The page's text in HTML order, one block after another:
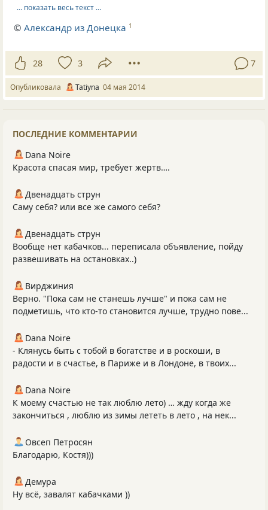
… показать весь текст …
©Александр из Донецка 1
28 3 7
Опубликовала Tatiyna 04 мая 2014
ПОСЛЕДНИЕ КОММЕНТАРИИ
Dana Noire
Красота спасая мир, требует жертв….
Двенадцать струн
Саму себя? или все же самого себя?
Двенадцать струн
Вообще нет кабачков... переписала объявление, пойду
развешивать на остановках..)
Вирджиния
Верно. "Пока сам не станешь лучше" и пока сам не
подметишь, что кто-то становится лучше, трудно пове...
Dana Noire
- Клянусь быть с тобой в богатстве и в роскоши, в
радости и в счастье, в Париже и в Лондоне, в твоих...
Dana Noire
К моему счастью не так люблю лето) … жду когда же
закончиться , люблю из зимы лететь в лето , на нек...
Овсеп Петросян
Благодарю, Костя)))
Демура
Ну всё, завалят кабачками ))